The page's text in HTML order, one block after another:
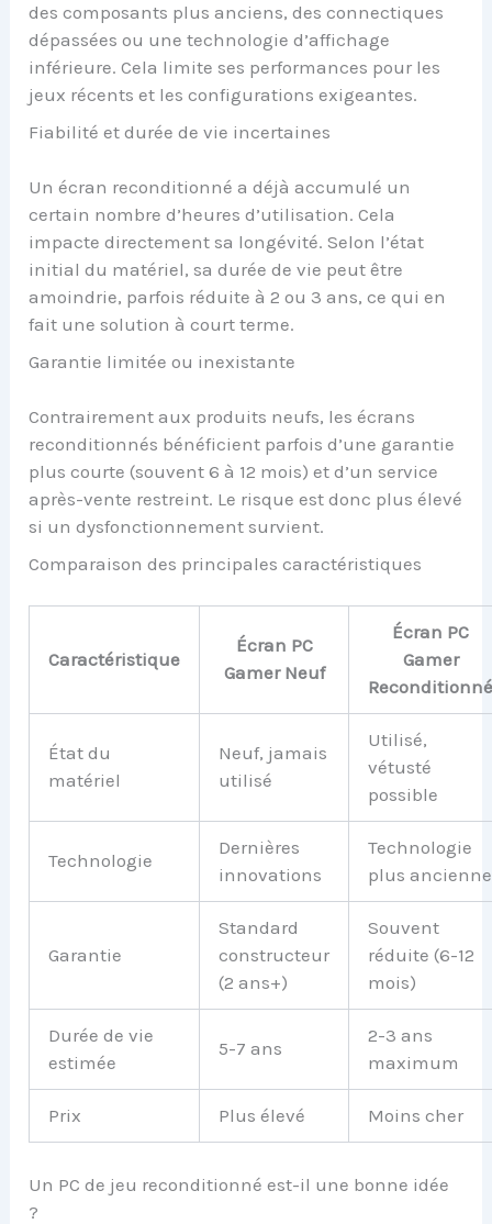
des composants plus anciens, des connectiques
dépassées ou une technologie d’affichage
inférieure. Cela limite ses performances pour les
jeux récents et les configurations exigeantes.
Fiabilité et durée de vie incertaines
Un écran reconditionné a déjà accumulé un
certain nombre d’heures d’utilisation. Cela
impacte directement sa longévité. Selon l’état
initial du matériel, sa durée de vie peut être
amoindrie, parfois réduite à 2 ou 3 ans, ce qui en
fait une solution à court terme.
Garantie limitée ou inexistante
Contrairement aux produits neufs, les écrans
reconditionnés bénéficient parfois d’une garantie
plus courte (souvent 6 à 12 mois) et d’un service
après-vente restreint. Le risque est donc plus élevé
si un dysfonctionnement survient.
Comparaison des principales caractéristiques
Caractéristique
Écran PC
Gamer Neuf
Écran PC
Gamer
État du
matériel
Neuf, jamais
utilisé
Utilisé,
vétusté
possible
Technologie
Dernières
innovations
Technologie
plus ancienne
Garantie
Standard
constructeur
(2 ans+)
Souvent
réduite (6-12
mois)
Durée de vie
estimée
5-7 ans
2-3 ans
maximum
Prix Plus élevé Moins cher
Un PC de jeu reconditionné est-il une bonne idée
?